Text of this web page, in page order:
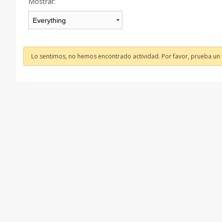
Lo sentimos, no hemos encontrado actividad. Por favor, prueba